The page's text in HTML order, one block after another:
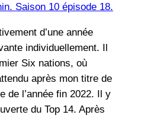
Saison 10 épisode 18.
d’une année
individuellement. Il
Six nations, où
après mon titre de
de l’année fin 2022. Il y
du Top 14. Après